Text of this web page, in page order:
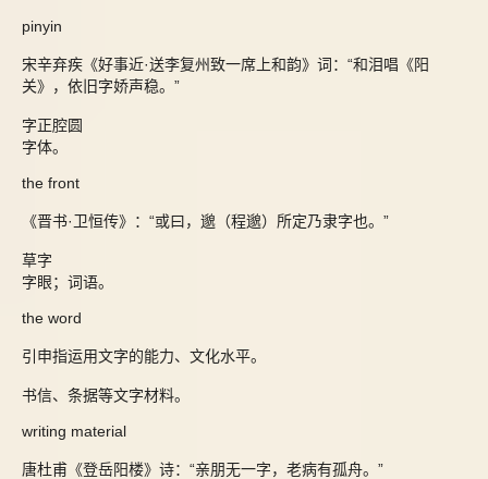
pinyin
宋辛弃疾《好事近·送李复州致一席上和韵》词：“和泪唱《阳
关》，依旧字娇声稳。”
字正腔圆
字体。
the front
《晋书·卫恒传》：“或曰，邈（程邈）所定乃隶字也。”
草字
字眼；词语。
the word
引申指运用文字的能力、文化水平。
书信、条据等文字材料。
writing material
唐杜甫《登岳阳楼》诗：“亲朋无一字，老病有孤舟。”